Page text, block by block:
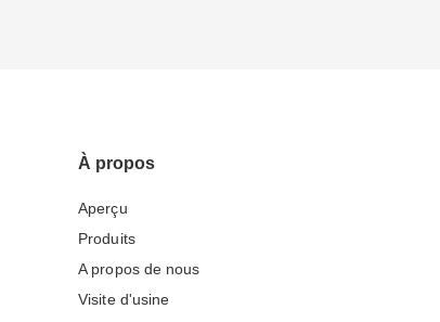
À propos
Aperçu
Produits
A propos de nous
Visite d'usine